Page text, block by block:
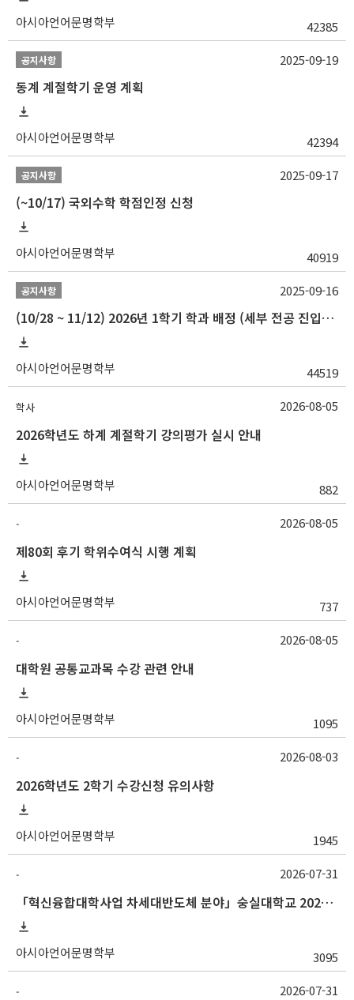
아시아언어문명학부 42385
공지사항
동계 계절학기 운영 계획
아시아언어문명학부 42394
2025-09-19
공지사항
(~10/17) 국외수학 학점인정 신청
아시아언어문명학부 40919
2025-09-17
공지사항
(10/28 ~ 11/12) 2026년 1학기 학과 배정 (세부 전공 진입) 안내
아시아언어문명학부 44519
2025-09-16
학사
2026학년도 하계 계절학기 강의평가 실시 안내
아시아언어문명학부 882
2026-08-05
-
제80회 후기 학위수여식 시행 계획
아시아언어문명학부 737
2026-08-05
-
대학원 공통교과목 수강 관련 안내
아시아언어문명학부 1095
2026-08-05
-
2026학년도 2학기 수강신청 유의사항
아시아언어문명학부 1945
2026-08-03
-
「혁신융합대학사업 차세대반도체 분야」숭실대학교 2026학년도 2학기 교류 수학 안내
아시아언어문명학부 3095
2026-07-31
- 2026-07-31